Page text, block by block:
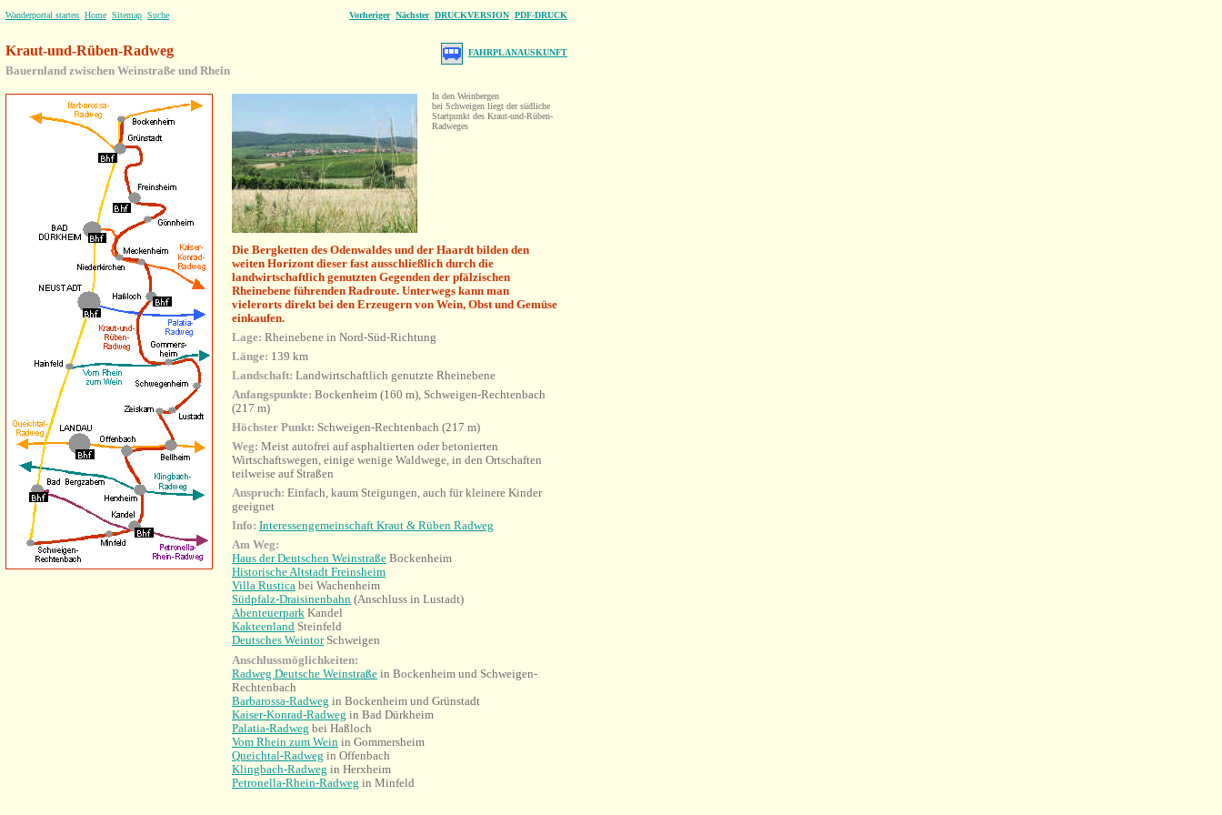
Wanderportal starten Home Sitemap Suche Vorheriger Nächster DRUCKVERSION PDF-DRUCK
Kraut-und-Rüben-Radweg
Bauernland zwischen Weinstraße und Rhein
FAHRPLANAUSKUNFT
In den Weinbergen
bei Schweigen liegt der südliche
Startpunkt des Kraut-und-Rüben-
Radweges
Die Bergketten des Odenwaldes und der Haardt bilden den
weiten Horizont dieser fast ausschließlich durch die
landwirtschaftlich genutzten Gegenden der pfälzischen
Rheinebene führenden Radroute. Unterwegs kann man
vielerorts direkt bei den Erzeugern von Wein, Obst und Gemüse
einkaufen.
Lage: Rheinebene in Nord-Süd-Richtung
Länge: 139 km
Landschaft: Landwirtschaftlich genutzte Rheinebene
Anfangspunkte: Bockenheim (160 m), Schweigen-Rechtenbach
(217 m)
Höchster Punkt: Schweigen-Rechtenbach (217 m)
Weg: Meist autofrei auf asphaltierten oder betonierten
Wirtschaftswegen, einige wenige Waldwege, in den Ortschaften
teilweise auf Straßen
Anspruch: Einfach, kaum Steigungen, auch für kleinere Kinder
geeignet
Info: Interessengemeinschaft Kraut & Rüben Radweg
Am Weg:
Haus der Deutschen Weinstraße Bockenheim
Historische Altstadt Freinsheim
Villa Rustica bei Wachenheim
Südpfalz-Draisinenbahn (Anschluss in Lustadt)
Abenteuerpark Kandel
Kakteenland Steinfeld
Deutsches WeintorSchweigen
Anschlussmöglichkeiten:
Radweg Deutsche Weinstraße in Bockenheim und Schweigen-
Rechtenbach
Barbarossa-Radweg in Bockenheim und Grünstadt
Kaiser-Konrad-Radweg in Bad Dürkheim
Palatia-Radweg bei Haßloch
Vom Rhein zum Wein in Gommersheim
Queichtal-Radweg in Offenbach
Klingbach-Radweg in Herxheim
Petronella-Rhein-Radweg in Minfeld